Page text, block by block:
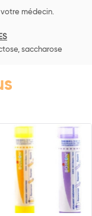
médecin.
saccharose